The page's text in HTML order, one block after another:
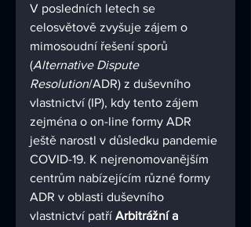
V posledních letech se
celosvětově zvyšuje zájem o
mimosoudní řešení sporů
(Alternative Dispute
Resolution/ADR) z duševního
vlastnictví (IP), kdy tento zájem
zejména o on-line formy ADR
ještě narostl v důsledku pandemie
COVID-19. K nejrenomovanějším
centrům nabízejícím různé formy
ADR v oblasti duševního
vlastnictví patří Arbitrážní a